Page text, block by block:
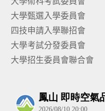
大學甄選入學委員會
四技申請入學聯招會
大學考試分發委員會
大學招生委員會聯合會